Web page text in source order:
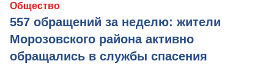
Общество
557 обращений за неделю: жители
Морозовского района активно
обращались в службы спасения